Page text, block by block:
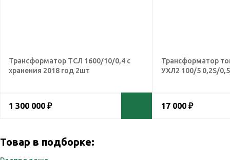
Трансформатор ТСЛ 1600/10/0,4 с
хранения 2018 год 2шт
1 300 000 ₽
Трансформатор
УХЛ2 100/5 0,2S/
17 000 ₽
Товар в подборке: